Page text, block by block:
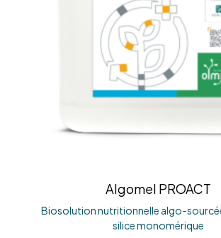
Algomel PROACT
Biosolution nutritionnelle algo-
silice monomérique